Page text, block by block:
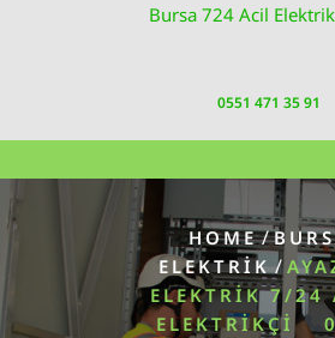
Bursa 724 Acil Elektrik
0551 471 35 91
HOME/
ELEKTRIK /
ELEKTRIK 7/24
ELEKTRIKÇI